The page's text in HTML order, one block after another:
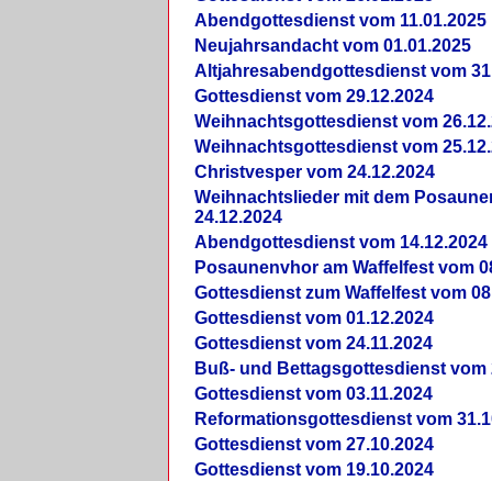
Abendgottesdienst vom 11.01.2025
Neujahrsandacht vom 01.01.2025
Altjahresabendgottesdienst vom
Gottesdienst vom 29.12.2024
Weihnachtsgottesdienst vom
Weihnachtsgottesdienst vom
Christvesper vom 24.12.2024
Weihnachtslieder mit dem
24.12.2024
Abendgottesdienst vom 14.12.2024
Posaunenvhor am Waffelfest vom
Gottesdienst zum Waffelfest vom
Gottesdienst vom 01.12.2024
Gottesdienst vom 24.11.2024
Buß- und Bettagsgottesdienst vom
Gottesdienst vom 03.11.2024
Reformationsgottesdienst vom
Gottesdienst vom 27.10.2024
Gottesdienst vom 19.10.2024